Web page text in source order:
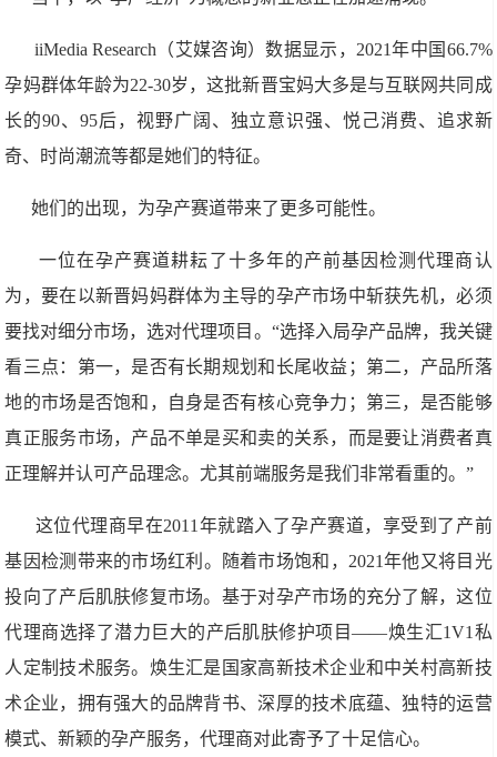
iiMedia Research（艾媒咨询）数据显示，2021年中国66.7%
孕妈群体年龄为22-30岁，这批新晋宝妈大多是与互联网共同成
长的90、95后，视野广阔、独立意识强、悦己消费、追求新
奇、时尚潮流等都是她们的特征。
她们的出现，为孕产赛道带来了更多可能性。
一位在孕产赛道耕耘了十多年的产前基因检测代理商认
为，要在以新晋妈妈群体为主导的孕产市场中斩获先机，必须
要找对细分市场，选对代理项目。“选择入局孕产品牌，我关键
看三点：第一，是否有长期规划和长尾收益；第二，产品所落
地的市场是否饱和，自身是否有核心竞争力；第三，是否能够
真正服务市场，产品不单是买和卖的关系，而是要让消费者真
正理解并认可产品理念。尤其前端服务是我们非常看重的。”
这位代理商早在2011年就踏入了孕产赛道，享受到了产前
基因检测带来的市场红利。随着市场饱和，2021年他又将目光
投向了产后肌肤修复市场。基于对孕产市场的充分了解，这位
代理商选择了潜力巨大的产后肌肤修护项目——焕生汇1V1私
人定制技术服务。焕生汇是国家高新技术企业和中关村高新技
术企业，拥有强大的品牌背书、深厚的技术底蕴、独特的运营
模式、新颖的孕产服务，代理商对此寄予了十足信心。